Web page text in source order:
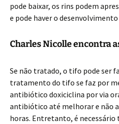
pode baixar, os rins podem
e pode haver o
Charles Nicolle encontra
Se não tratado, o tifo pode ser
tratamento do tifo se faz por
antibiótico doxiciclina por via
antibiótico até melhorar e não
horas. Entretanto, é